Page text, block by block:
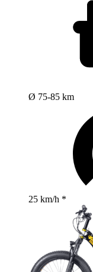
Ø 75-85 km
25 km/h *